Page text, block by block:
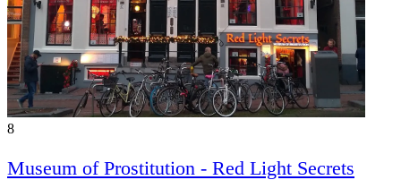
8
Museum of Prostitution - Red Light Secrets